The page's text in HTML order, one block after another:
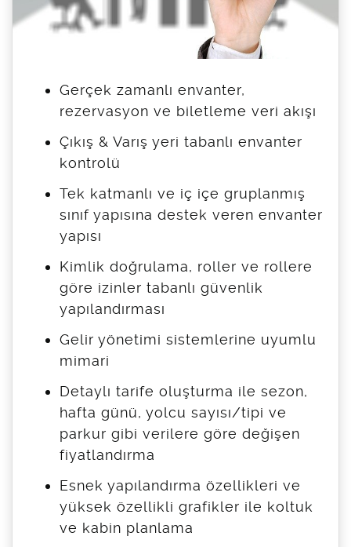
Gerçek zamanlı envanter,
rezervasyon ve biletleme veri akışı
Çıkış & Varış yeri tabanlı envanter
kontrolü
Tek katmanlı ve iç içe gruplanmış
sınıf yapısına destek veren envanter
yapısı
Kimlik doğrulama, roller ve rollere
göre izinler tabanlı güvenlik
yapılandırması
Gelir yönetimi sistemlerine uyumlu
mimari
Detaylı tarife oluşturma ile sezon,
hafta günü, yolcu sayısı/tipi ve
parkur gibi verilere göre değişen
fiyatlandırma
Esnek yapılandırma özellikleri ve
yüksek özellikli grafikler ile koltuk
ve kabin planlama